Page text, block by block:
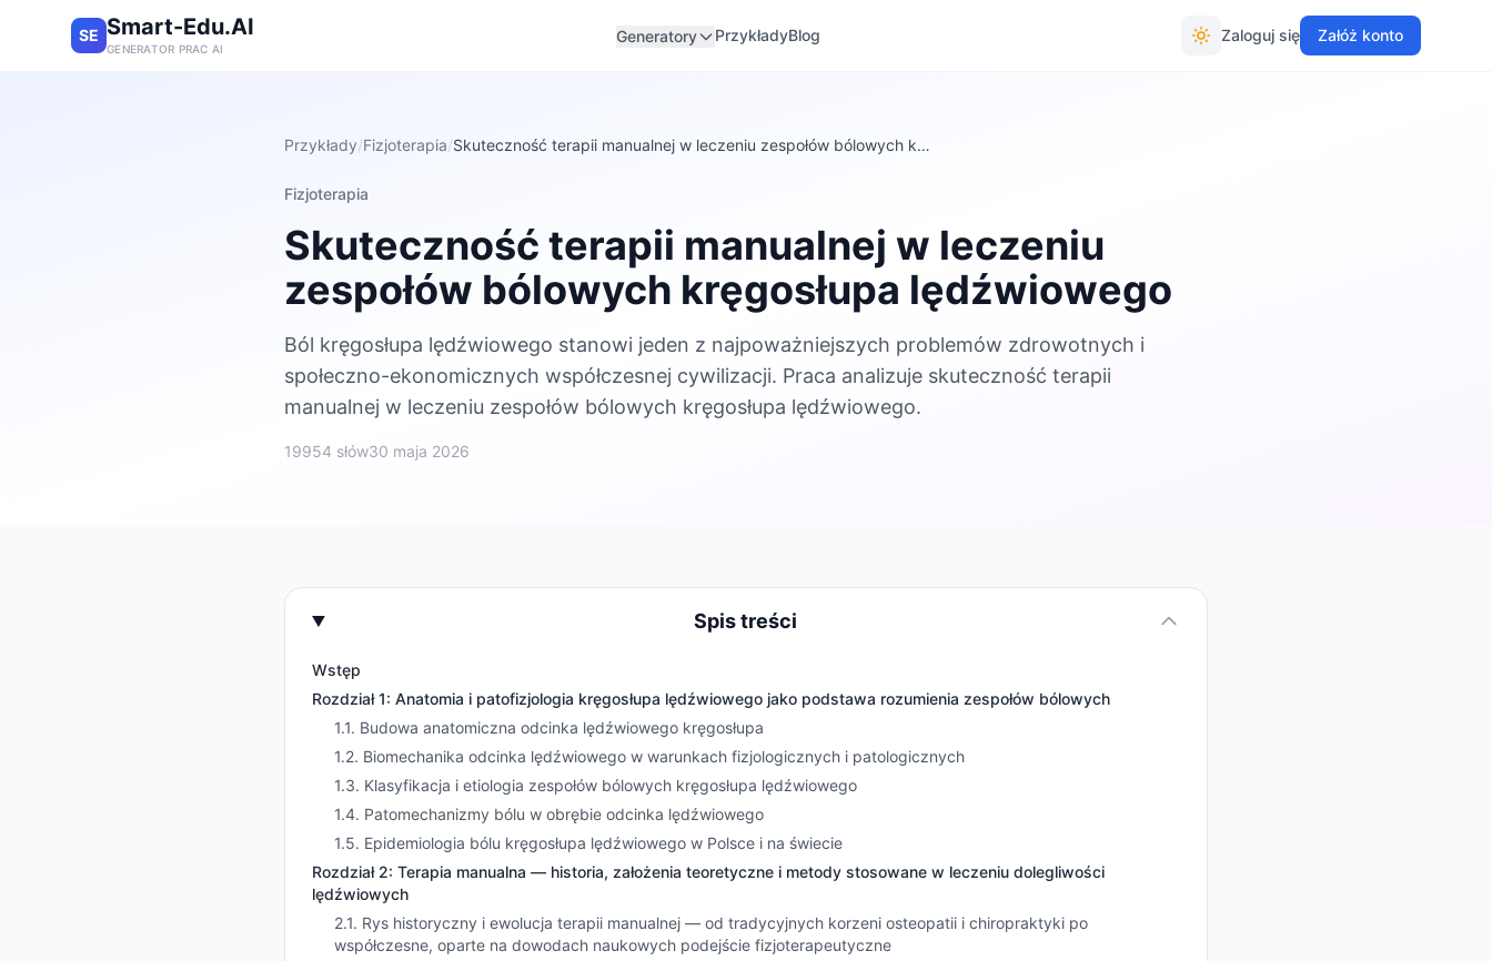
SE Smart-Edu.AI
GENERATOR PRAC AI
Generatory PrzykładyBlog Zaloguj się Załóż konto
Przykłady/Fizjoterapia/Skuteczność terapii manualnej w leczeniu zespołów bólowych k…
Fizjoterapia
Skuteczność terapii manualnej w leczeniu
zespołów bólowych kręgosłupa lędźwiowego
Ból kręgosłupa lędźwiowego stanowi jeden z najpoważniejszych problemów zdrowotnych i
społeczno-ekonomicznych współczesnej cywilizacji. Praca analizuje skuteczność terapii
manualnej w leczeniu zespołów bólowych kręgosłupa lędźwiowego.
19954 słów30 maja 2026
Spis treści
Wstęp
Rozdział 1: Anatomia i patofizjologia kręgosłupa lędźwiowego jako podstawa rozumienia zespołów bólowych
1.1. Budowa anatomiczna odcinka lędźwiowego kręgosłupa
1.2. Biomechanika odcinka lędźwiowego w warunkach fizjologicznych i patologicznych
1.3. Klasyfikacja i etiologia zespołów bólowych kręgosłupa lędźwiowego
1.4. Patomechanizmy bólu w obrębie odcinka lędźwiowego
1.5. Epidemiologia bólu kręgosłupa lędźwiowego w Polsce i na świecie
Rozdział 2: Terapia manualna — historia, założenia teoretyczne i metody stosowane w leczeniu dolegliwości
lędźwiowych
2.1. Rys historyczny i ewolucja terapii manualnej — od tradycyjnych korzeni osteopatii i chiropraktyki po
współczesne, oparte na dowodach naukowych podejście fizjoterapeutyczne